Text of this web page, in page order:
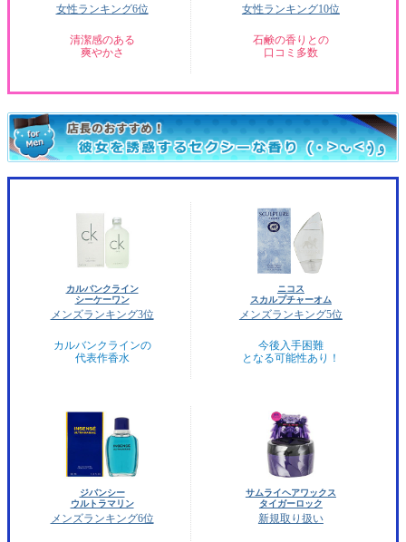
女性ランキング6位
清潔感のある
爽やかさ
女性ランキング10位
石鹸の香りとの
口コミ多数
カルバンクライン
シーケーワン
メンズランキング3位
カルバンクラインの
代表作香水
ニコス
スカルプチャーオム
メンズランキング5位
今後入手困難
となる可能性あり！
ジバンシー
ウルトラマリン
メンズランキング6位
サムライヘアワックス
タイガーロック
新規取り扱い